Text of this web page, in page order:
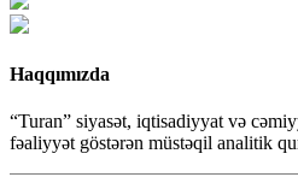
Haqqımızda
“Turan” siyasət, iqtisadiyyat və
fəaliyyət göstərən müstəqil analitik